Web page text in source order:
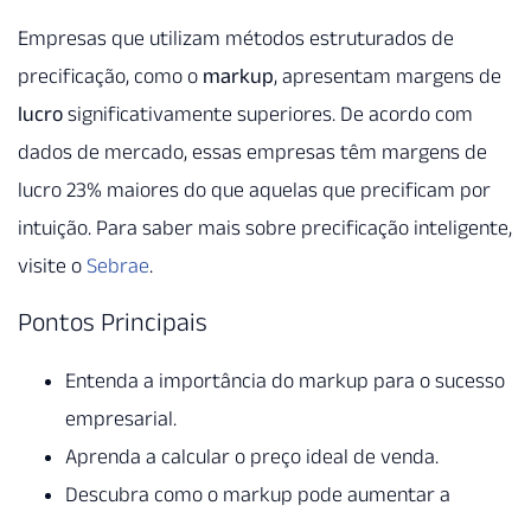
Empresas que utilizam métodos estruturados de
precificação, como o markup, apresentam margens de
lucro significativamente superiores. De acordo com
dados de mercado, essas empresas têm margens de
lucro 23% maiores do que aquelas que precificam por
intuição. Para saber mais sobre precificação inteligente,
visite o Sebrae.
Pontos Principais
Entenda a importância do markup para o sucesso
empresarial.
Aprenda a calcular o preço ideal de venda.
Descubra como o markup pode aumentar a